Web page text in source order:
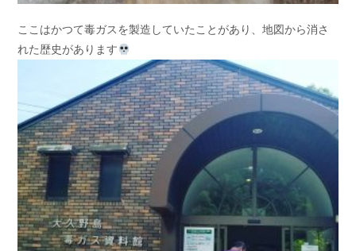
ここはかつて毒ガスを製造していたことがあり、地図から消さ
れた歴史があります